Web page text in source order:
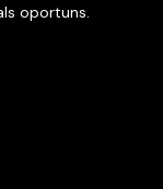
oportuns.